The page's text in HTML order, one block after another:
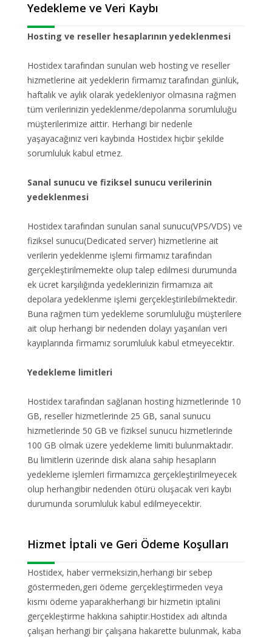
Yedekleme ve Veri Kaybı
Hosting ve reseller hesaplarının yedeklenmesi
Hostidex tarafından sunulan web hosting ve reseller
hizmetlerine ait yedeklerin firmamız tarafından günlük,
haftalık ve aylık olarak yedekleniyor olmasına rağmen
tüm verilerinizin yedeklenme/depolanma sorumluluğu
müşterilerimize aittir. Herhangi bir nedenle
yaşayacağınız veri kaybında Hostidex hiçbir şekilde
sorumluluk kabul etmez.
Sanal sunucu ve fiziksel sunucu verilerinin
yedeklenmesi
Hostidex tarafından sunulan sanal sunucu(VPS/VDS) ve
fiziksel sunucu(Dedicated server) hizmetlerine ait
verilerin yedeklenme işlemi firmamız tarafından
gerçekleştirilmemekte olup talep edilmesi durumunda
ek ücret karşılığında yedeklerinizin firmamıza ait
depolara yedeklenme işlemi gerçekleştirilebilmektedir.
Buna rağmen tüm yedekleme sorumluluğu müşterilere
ait olup herhangi bir nedenden dolayı yaşanılan veri
kayıplarında firmamız sorumluluk kabul etmeyecektir.
Yedekleme limitleri
Hostidex tarafından sağlanan hosting hizmetlerinde 10
GB, reseller hizmetlerinde 25 GB, sanal sunucu
hizmetlerinde 50 GB ve fiziksel sunucu hizmetlerinde
100 GB olmak üzere yedekleme limiti bulunmaktadır.
Bu limitlerin üzerinde disk alana sahip hesapların
yedekleme işlemleri firmamızca gerçekleştirilmeyecek
olup herhangibir nedenden ötürü oluşacak veri kaybı
durumunda sorumluluk kabul edilmeyecektir.
Hizmet İptali ve Geri Ödeme Koşulları
Hostidex, haber vermeksizin,herhangi bir sebep
göstermeden,geri ödeme gerçekleştirmeden veya
kısmı ödeme yaparakherhangi bir hizmetin iptalini
gerçekleştirme hakkına sahiptir.Hostidex adı altında
çalışan herhangi bir çalışana hakarette bulunmak, kaba